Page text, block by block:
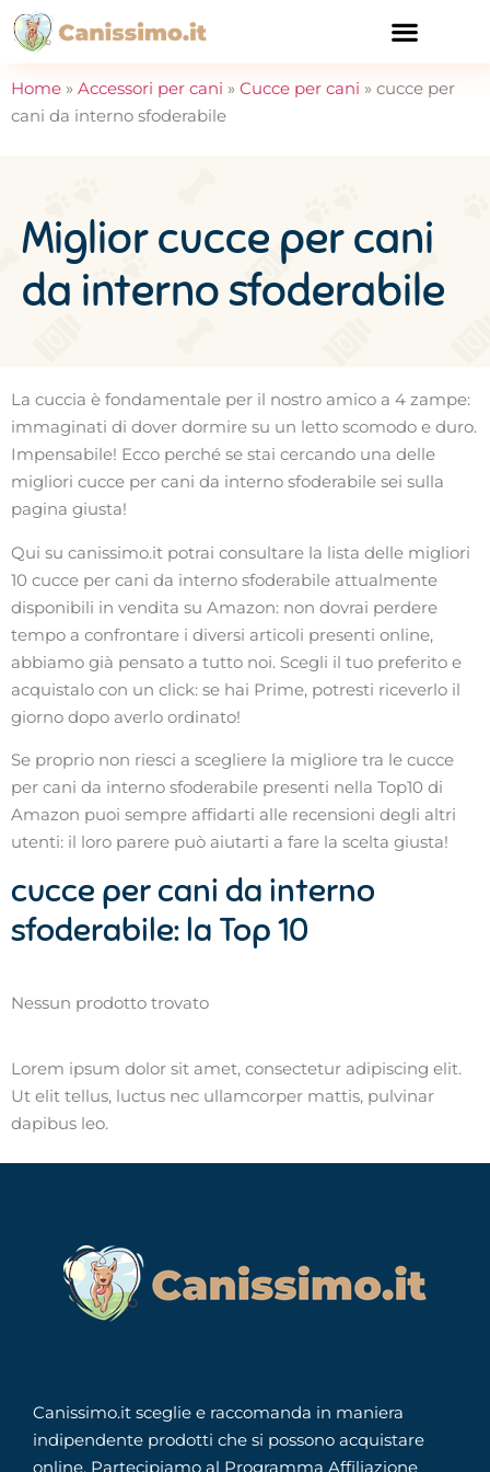
Home » Accessori per cani » Cucce per cani » cucce per
cani da interno sfoderabile
Miglior cucce per cani
da interno sfoderabile
La cuccia è fondamentale per il nostro amico a 4 zampe:
immaginati di dover dormire su un letto scomodo e duro.
Impensabile! Ecco perché se stai cercando una delle
migliori cucce per cani da interno sfoderabile sei sulla
pagina giusta!
Qui su canissimo.it potrai consultare la lista delle migliori
10 cucce per cani da interno sfoderabile attualmente
disponibili in vendita su Amazon: non dovrai perdere
tempo a confrontare i diversi articoli presenti online,
abbiamo già pensato a tutto noi. Scegli il tuo preferito e
acquistalo con un click: se hai Prime, potresti riceverlo il
giorno dopo averlo ordinato!
Se proprio non riesci a scegliere la migliore tra le cucce
per cani da interno sfoderabile presenti nella Top10 di
Amazon puoi sempre affidarti alle recensioni degli altri
utenti: il loro parere può aiutarti a fare la scelta giusta!
cucce per cani da interno
sfoderabile: la Top 10
Nessun prodotto trovato
Lorem ipsum dolor sit amet, consectetur adipiscing elit.
Ut elit tellus, luctus nec ullamcorper mattis, pulvinar
dapibus leo.
Canissimo.it sceglie e raccomanda in maniera
indipendente prodotti che si possono acquistare
online. Partecipiamo al Programma Affiliazione